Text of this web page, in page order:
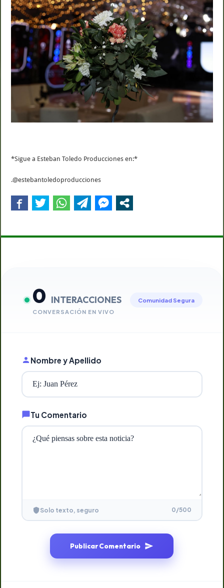
*Sigue a Esteban Toledo Producciones en:*
.@estebantoledoproducciones
0 INTERACCIONES
CONVERSACIÓN EN VIVO
Comunidad Segura
Nombre y Apellido
Tu Comentario
Solo texto, seguro 0/500
Publicar Comentario